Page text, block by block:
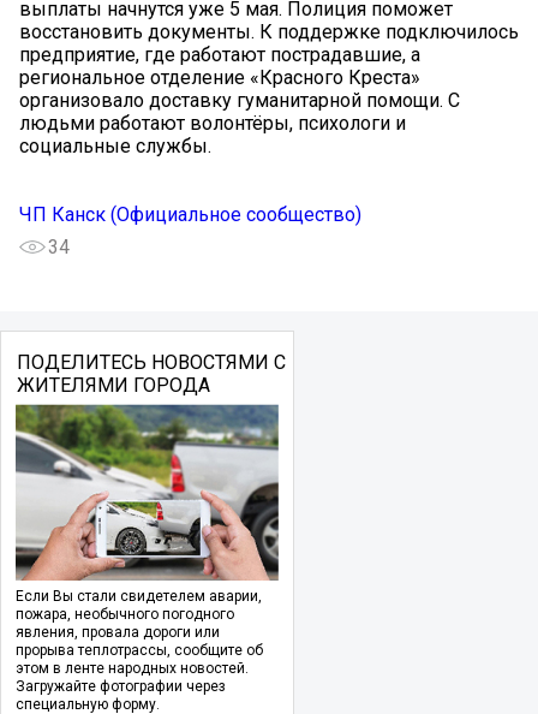
выплаты начнутся уже 5 мая. Полиция поможет
восстановить документы. К поддержке подключилось
предприятие, где работают пострадавшие, а
региональное отделение «Красного Креста»
организовало доставку гуманитарной помощи. С
людьми работают волонтёры, психологи и
социальные службы.
ЧП Канск (Официальное сообщество)
34
ПОДЕЛИТЕСЬ НОВОСТЯМИ С
ЖИТЕЛЯМИ ГОРОДА
Если Вы стали свидетелем аварии,
пожара, необычного погодного
явления, провала дороги или
прорыва теплотрассы, сообщите об
этом в ленте народных новостей.
Загружайте фотографии через
специальную форму.